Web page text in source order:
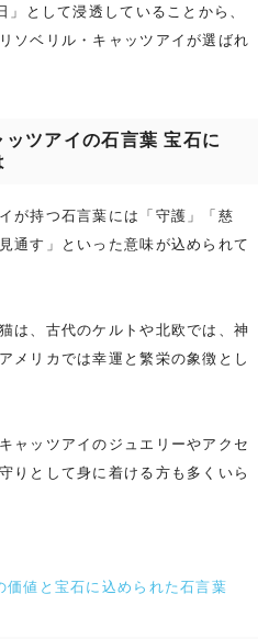
として浸透していることから、
ソベリル・キャッツアイが選ばれ
ツアイの石言葉 宝石に
が持つ石言葉には「守護」「慈
通す」といった意味が込められて
は、古代のケルトや北欧では、神
メリカでは幸運と繁栄の象徴とし
ャッツアイのジュエリーやアクセ
りとして身に着ける方も多くいら
価値と宝石に込められた石言葉